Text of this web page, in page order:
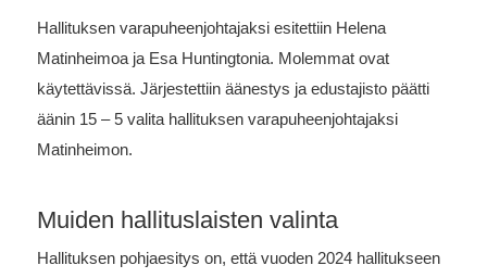
Hallituksen varapuheenjohtajaksi esitettiin Helena
Matinheimoa ja Esa Huntingtonia. Molemmat ovat
käytettävissä. Järjestettiin äänestys ja edustajisto päätti
äänin 15 – 5 valita hallituksen varapuheenjohtajaksi
Matinheimon.
Muiden hallituslaisten valinta
Hallituksen pohjaesitys on, että vuoden 2024 hallitukseen